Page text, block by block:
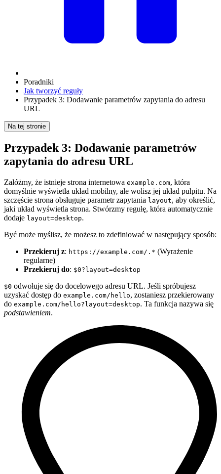
Poradniki
Jak tworzyć reguły
Przypadek 3: Dodawanie parametrów zapytania do adresu
URL
Na tej stronie
Przypadek 3: Dodawanie parametrów
zapytania do adresu URL
Załóżmy, że istnieje strona internetowa example.com, która
domyślnie wyświetla układ mobilny, ale wolisz jej układ pulpitu. Na
szczęście strona obsługuje parametr zapytania layout, aby określić,
jaki układ wyświetla strona. Stwórzmy regułę, która automatycznie
dodaje layout=desktop.
Być może myślisz, że możesz to zdefiniować w następujący sposób:
Przekieruj z: https://example.com/.* (Wyrażenie
regularne)
Przekieruj do: $0?layout=desktop
$0 odwołuje się do docelowego adresu URL. Jeśli spróbujesz
uzyskać dostęp do example.com/hello, zostaniesz przekierowany
do example.com/hello?layout=desktop. Ta funkcja nazywa się
podstawieniem.